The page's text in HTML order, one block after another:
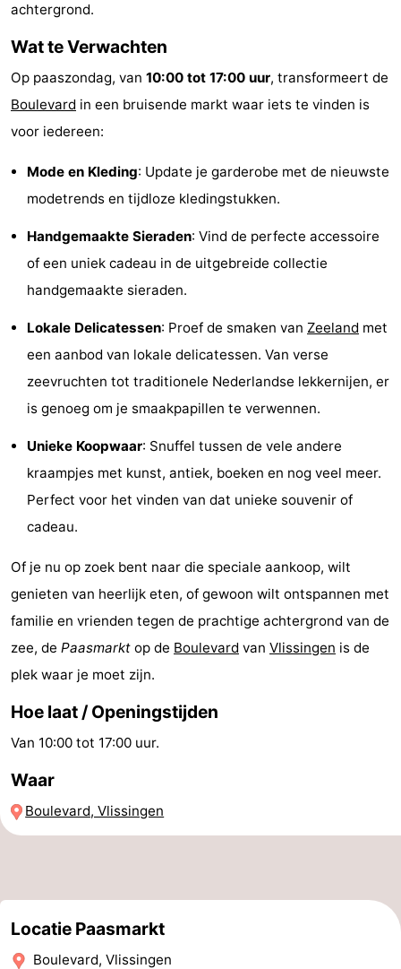
-
Speeltuinen
-
Bowlen
Minigolfbanen
Wellness
centra
Dorpen
Steden
Rondleidingen
Sporten
Zwembaden
Paardrijden
-
Golfbanen
Eten
en
Evenementen
Route
Parkeren
Reisboekenwinkel
Nieuws
achtergrond.
Wat te Verwachten
Op paaszondag, van 10:00 tot 17:00 uur, transformeert de
Boulevard in een bruisende markt waar iets te vinden is
voor iedereen:
Mode en Kleding: Update je garderobe met de nieuwste
modetrends en tijdloze kledingstukken.
Handgemaakte Sieraden: Vind de perfecte accessoire
of een uniek cadeau in de uitgebreide collectie
handgemaakte sieraden.
Lokale Delicatessen: Proef de smaken van Zeeland met
een aanbod van lokale delicatessen. Van verse
zeevruchten tot traditionele Nederlandse lekkernijen, er
is genoeg om je smaakpapillen te verwennen.
Unieke Koopwaar: Snuffel tussen de vele andere
kraampjes met kunst, antiek, boeken en nog veel meer.
Perfect voor het vinden van dat unieke souvenir of
cadeau.
Of je nu op zoek bent naar die speciale aankoop, wilt
genieten van heerlijk eten, of gewoon wilt ontspannen met
familie en vrienden tegen de prachtige achtergrond van de
zee, de Paasmarkt op de Boulevard van Vlissingen is de
plek waar je moet zijn.
Hoe laat / Openingstijden
Van 10:00 tot 17:00 uur.
Waar
Boulevard, Vlissingen
Locatie Paasmarkt
Boulevard, Vlissingen